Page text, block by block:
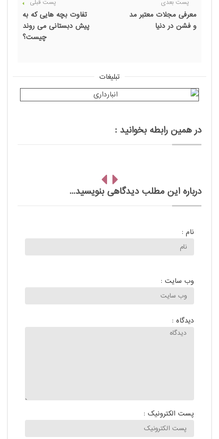
پست قبلی
تفاوت بچه هایی که به
پیش دبستانی می روند
چیست؟
پست بعدی
معرفی مجلات معتبر مد
و فشن در دنیا
تبلیغات
در همین رابطه بخوانید :
درباره این مطلب دیدگاهی بنویسید...
نام :
وب سایت :
دیدگاه :
پست الکترونیک :